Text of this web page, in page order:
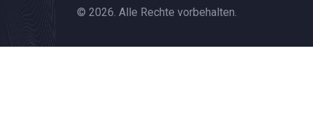
© 2026. Alle Rechte vorbehalten.